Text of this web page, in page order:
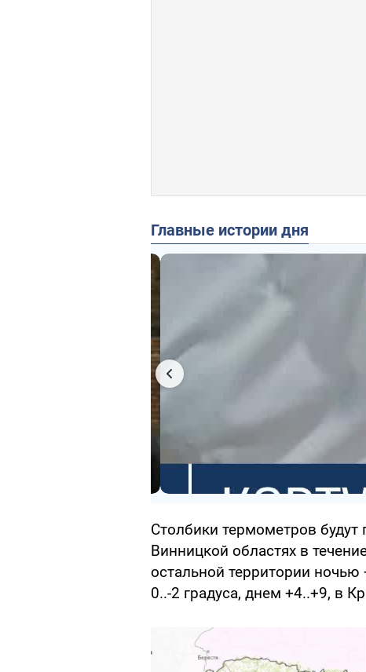
Главные истории дня
Столбики термометров
Винницкой областях в
остальной территории
0..-2 градуса, днем +4..+9, в